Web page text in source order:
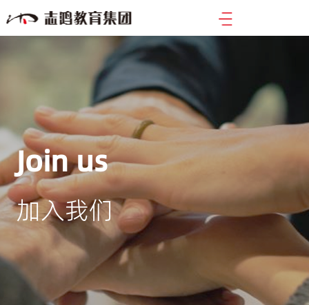
Join us
加入我们